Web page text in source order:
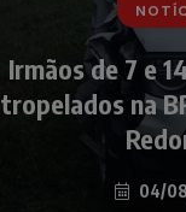
Irmãos de 7 e
na
04/
Nádia
ao palco
07/